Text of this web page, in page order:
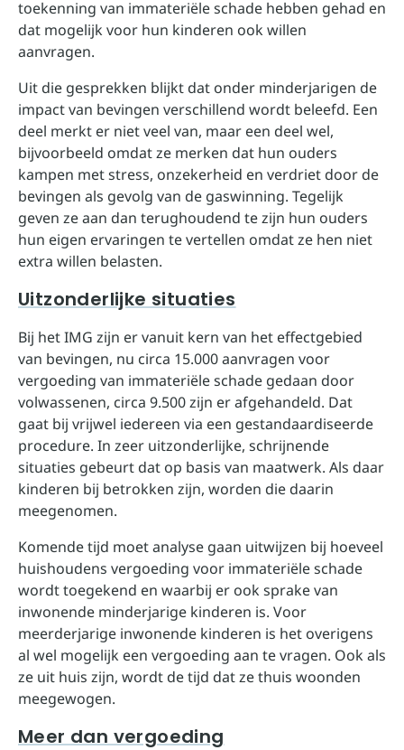
toekenning van immateriële schade hebben gehad en
dat mogelijk voor hun kinderen ook willen
aanvragen.
Uit die gesprekken blijkt dat onder minderjarigen de
impact van bevingen verschillend wordt beleefd. Een
deel merkt er niet veel van, maar een deel wel,
bijvoorbeeld omdat ze merken dat hun ouders
kampen met stress, onzekerheid en verdriet door de
bevingen als gevolg van de gaswinning. Tegelijk
geven ze aan dan terughoudend te zijn hun ouders
hun eigen ervaringen te vertellen omdat ze hen niet
extra willen belasten.
Uitzonderlijke situaties
Bij het IMG zijn er vanuit kern van het effectgebied
van bevingen, nu circa 15.000 aanvragen voor
vergoeding van immateriële schade gedaan door
volwassenen, circa 9.500 zijn er afgehandeld. Dat
gaat bij vrijwel iedereen via een gestandaardiseerde
procedure. In zeer uitzonderlijke, schrijnende
situaties gebeurt dat op basis van maatwerk. Als daar
kinderen bij betrokken zijn, worden die daarin
meegenomen.
Komende tijd moet analyse gaan uitwijzen bij hoeveel
huishoudens vergoeding voor immateriële schade
wordt toegekend en waarbij er ook sprake van
inwonende minderjarige kinderen is. Voor
meerderjarige inwonende kinderen is het overigens
al wel mogelijk een vergoeding aan te vragen. Ook als
ze uit huis zijn, wordt de tijd dat ze thuis woonden
meegewogen.
Meer dan vergoeding